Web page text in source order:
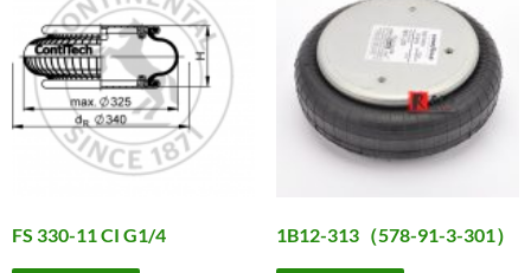
FS 330-11 CI G1/4 1B12-313（578-91-3-301）